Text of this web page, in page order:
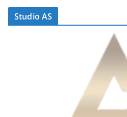
Studio AS